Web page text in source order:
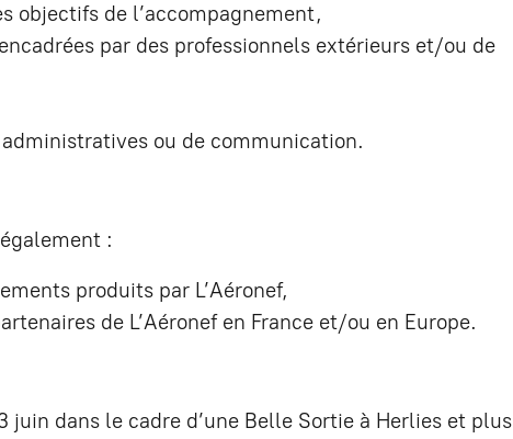
objectifs de l’accompagnement,
par des professionnels extérieurs et/ou de
ou de communication.
:
produits par L’Aéronef,
de L’Aéronef en France et/ou en Europe.
dans le cadre d’une Belle Sortie à Herlies et plus